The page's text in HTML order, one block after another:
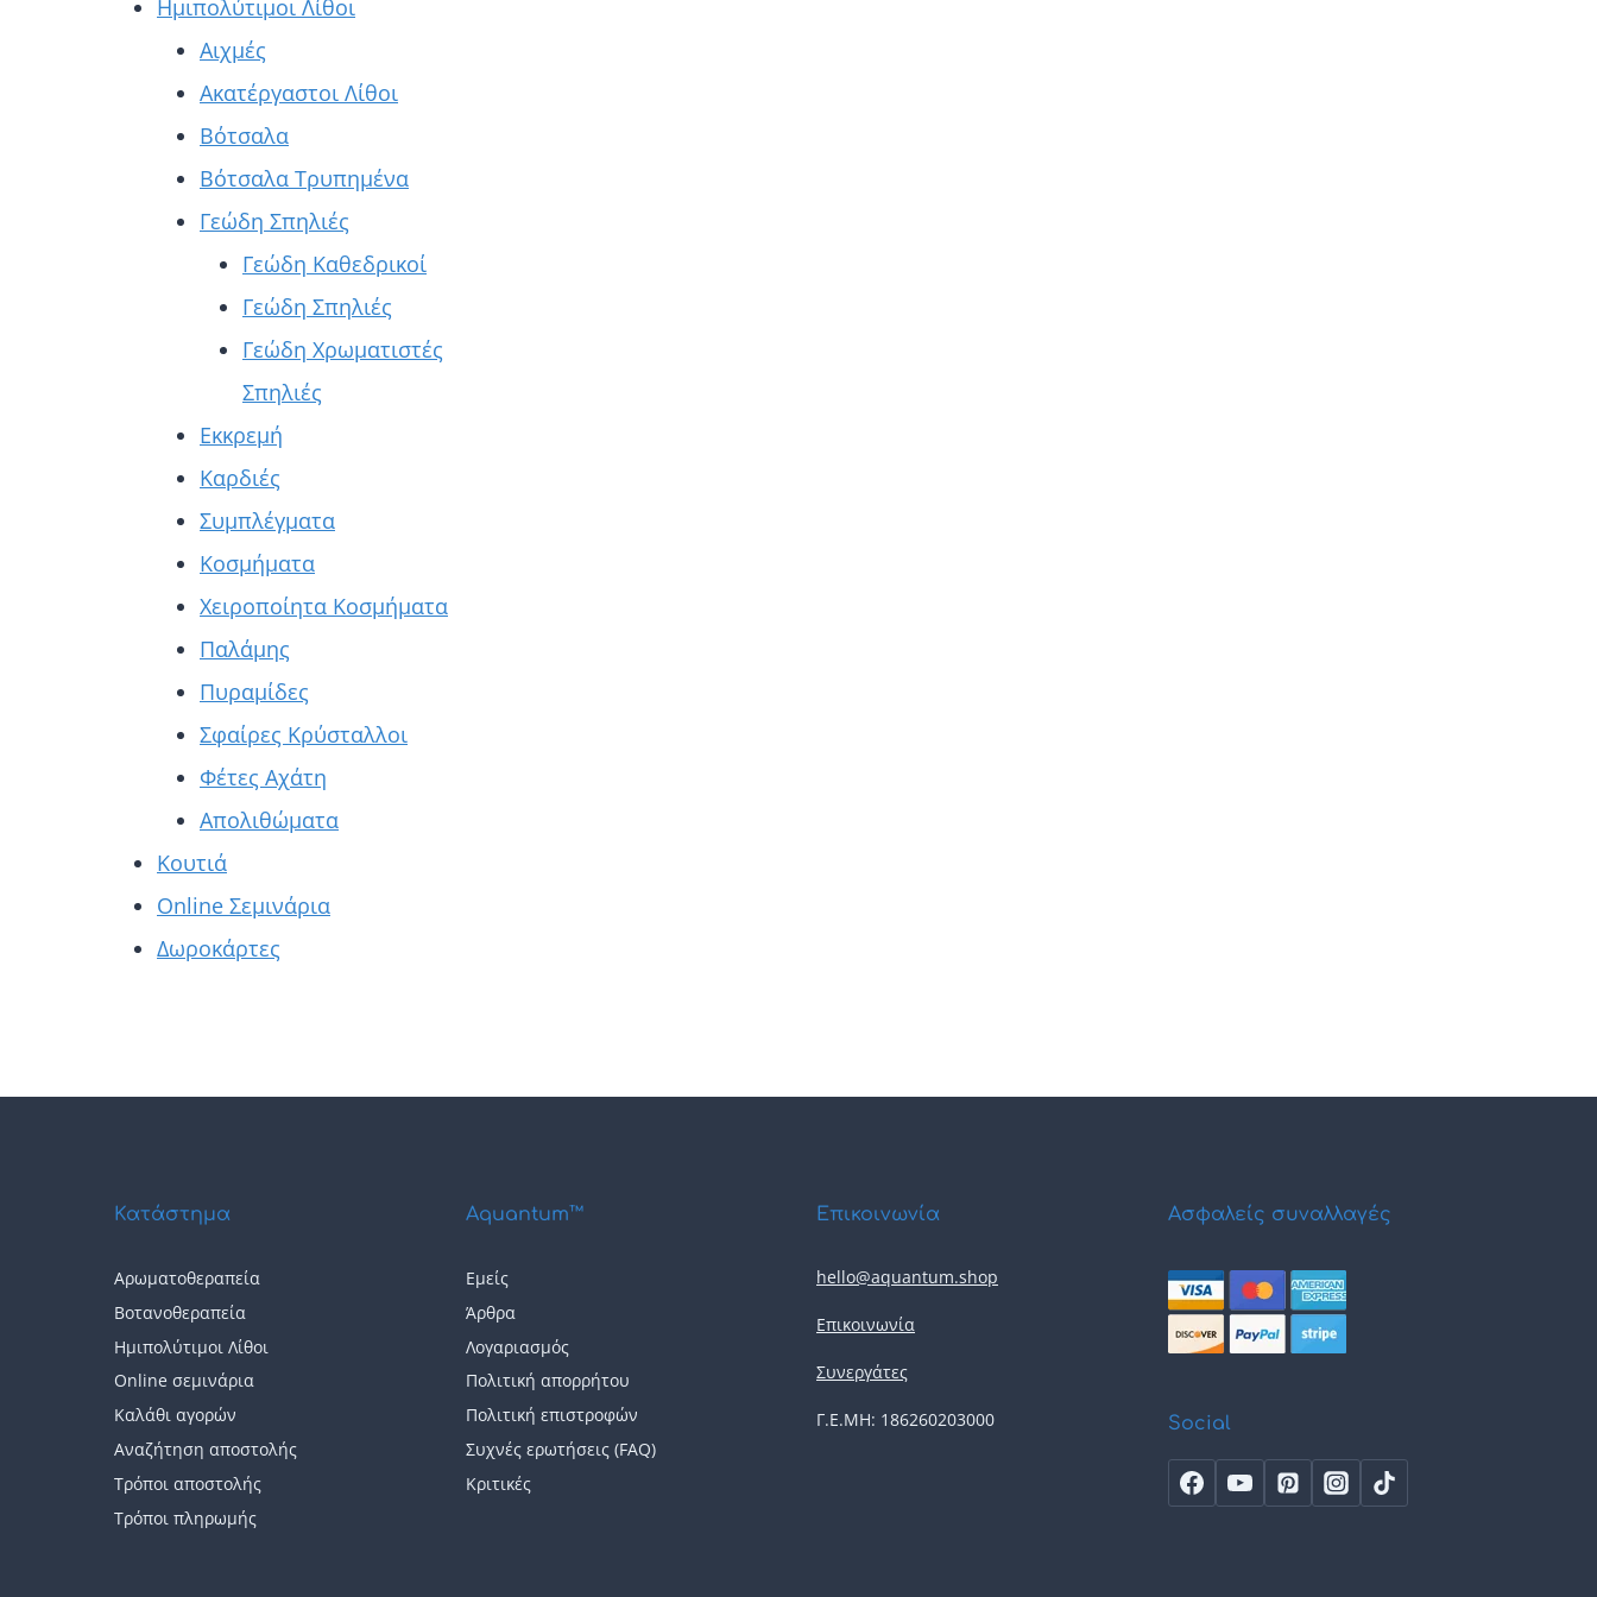
Ημιπολύτιμοι Λίθοι
Αιχμές
Ακατέργαστοι Λίθοι
Βότσαλα
Βότσαλα Τρυπημένα
Γεώδη Σπηλιές
Γεώδη Καθεδρικοί
Γεώδη Σπηλιές
Γεώδη Χρωματιστές
Σπηλιές
Εκκρεμή
Καρδιές
Συμπλέγματα
Κοσμήματα
Χειροποίητα Κοσμήματα
Παλάμης
Πυραμίδες
Σφαίρες Κρύσταλλοι
Φέτες Αχάτη
Απολιθώματα
Κουτιά
Online Σεμινάρια
Δωροκάρτες
Κατάστημα
Αρωματοθεραπεία
Βοτανοθεραπεία
Ημιπολύτιμοι Λίθοι
Online σεμινάρια
Καλάθι αγορών
Αναζήτηση αποστολής
Τρόποι αποστολής
Τρόποι πληρωμής
Aquantum™
Εμείς
Άρθρα
Λογαριασμός
Πολιτική απορρήτου
Πολιτική επιστροφών
Συχνές ερωτήσεις (FAQ)
Κριτικές
Επικοινωνία
hello@aquantum.shop
Επικοινωνία
Συνεργάτες
Γ.Ε.ΜΗ: 186260203000
Ασφαλείς συναλλαγές
Social